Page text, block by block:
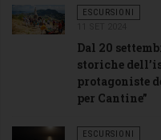
ESCURSIONI
Dal 20
storiche
protagoniste
per Cantine”
ESCURSIONI